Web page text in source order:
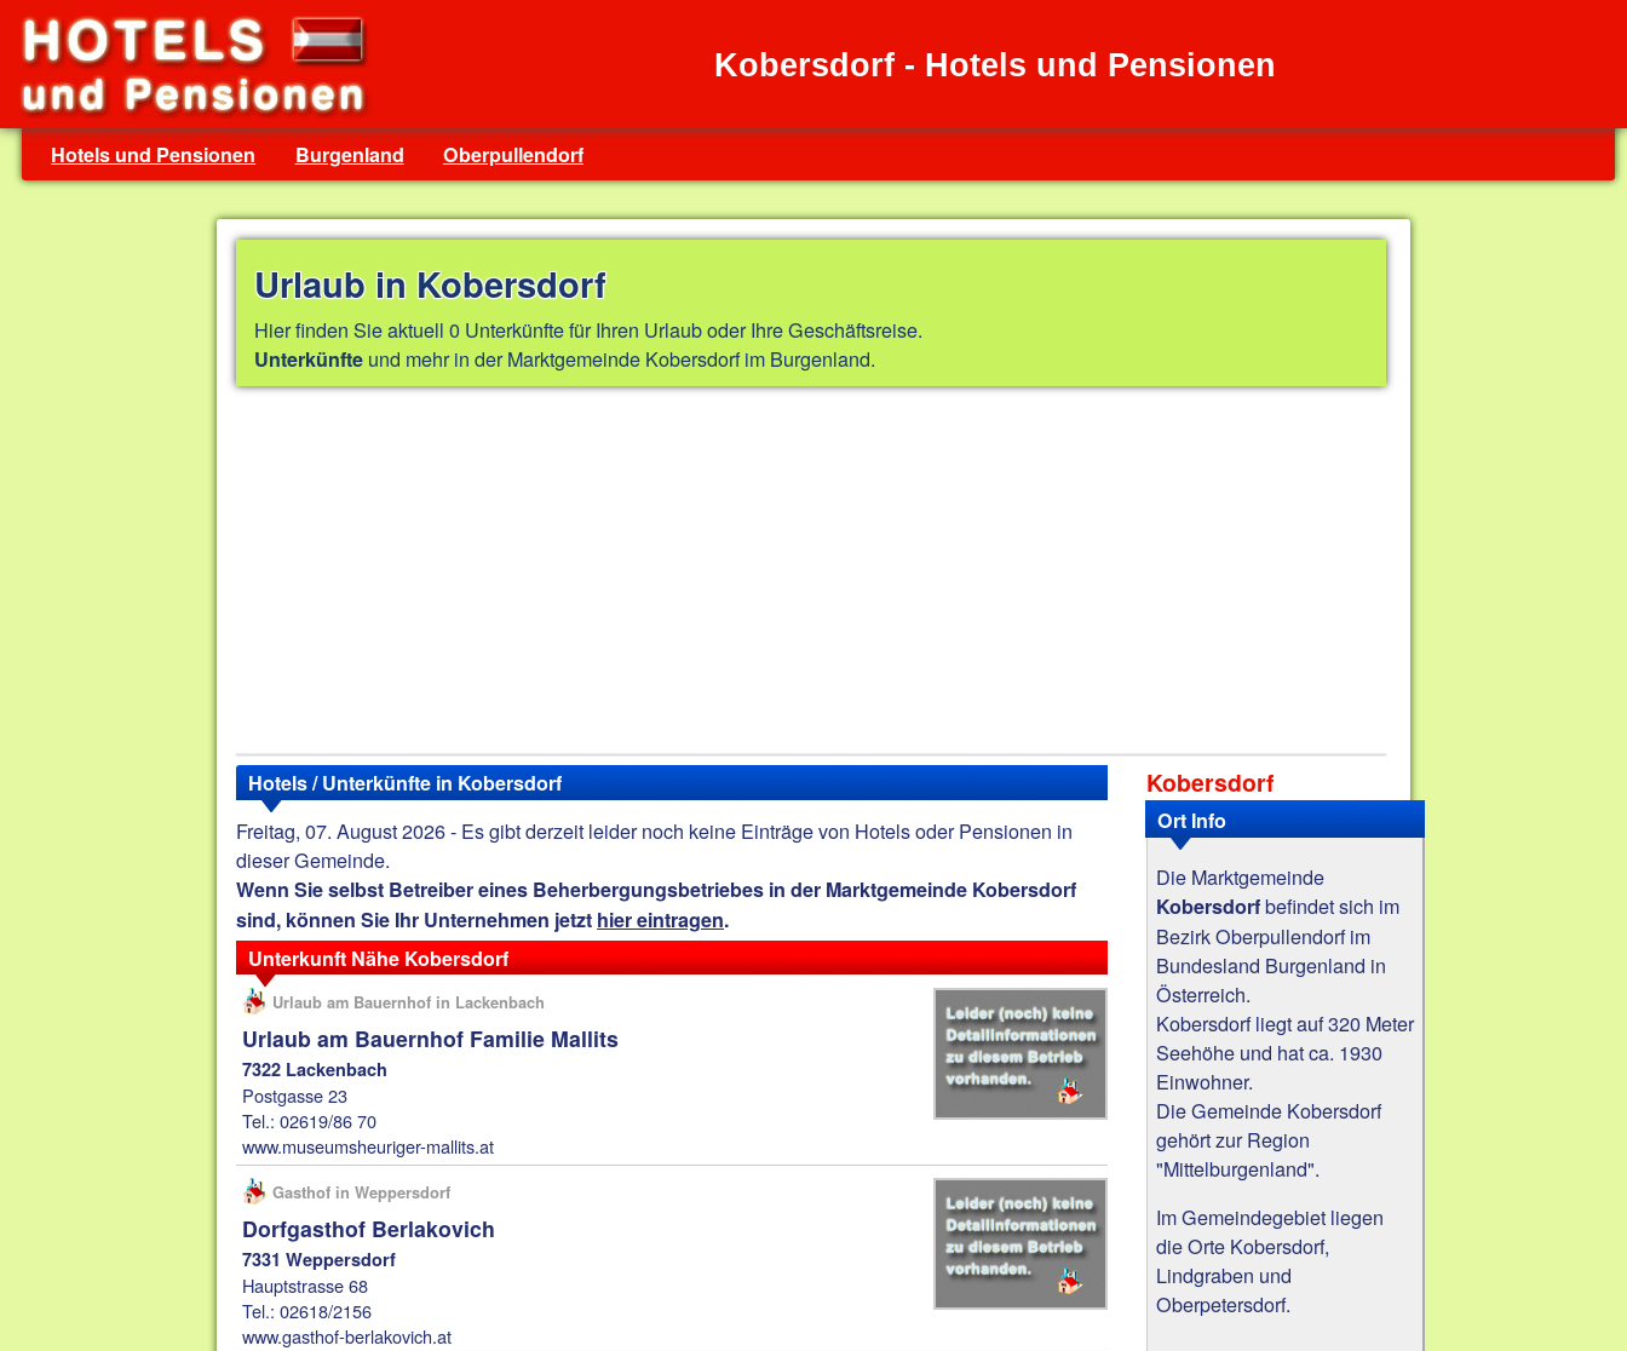
Kobersdorf - Hotels und Pensionen
Hotels und Pensionen Burgenland Oberpullendorf
Urlaub in Kobersdorf
Hier finden Sie aktuell 0 Unterkünfte für Ihren Urlaub oder Ihre Geschäftsreise.
Unterkünfte und mehr in der Marktgemeinde Kobersdorf im Burgenland.
Hotels / Unterkünfte in Kobersdorf
Freitag, 07. August 2026 - Es gibt derzeit leider noch keine Einträge von Hotels oder Pensionen in
dieser Gemeinde.
Wenn Sie selbst Betreiber eines Beherbergungsbetriebes in der Marktgemeinde Kobersdorf
sind, können Sie Ihr Unternehmen jetzt hier eintragen.
Unterkunft Nähe Kobersdorf
Urlaub am Bauernhof in Lackenbach
Urlaub am Bauernhof Familie Mallits
7322 Lackenbach
Postgasse 23
Tel.: 02619/86 70
www.museumsheuriger-mallits.at
Gasthof in Weppersdorf
Dorfgasthof Berlakovich
7331 Weppersdorf
Hauptstrasse 68
Tel.: 02618/2156
www.gasthof-berlakovich.at
Kobersdorf
Ort Info
Die Marktgemeinde
Kobersdorfbefindet sich im
Bezirk Oberpullendorf im
Bundesland Burgenland in
Österreich.
Kobersdorf liegt auf 320 Meter
Seehöhe und hat ca. 1930
Einwohner.
Die Gemeinde Kobersdorf
gehört zur Region
"Mittelburgenland".
Im Gemeindegebiet liegen
die Orte Kobersdorf,
Lindgraben und
Oberpetersdorf.